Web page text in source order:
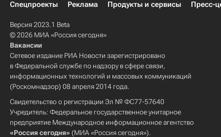
Спецпроекты
Реклама Продукты и сервисы Пресс-
Версия 2023.1 Beta
© 2026 МИА «Россия сегодня»
Вакансии
Сетевое издание РИА Новости зарегистрировано
в Федеральной службе по надзору в сфере связи,
информационных технологий и массовых коммуникаций
(Роскомнадзор) 08 апреля 2014 года.
Свидетельство о регистрации Эл № ФС77-57640
Учредитель: Федеральное государственное унитарное
предприятие Международное информационное агентство
«Россия сегодня» (МИА «Россия сегодня»).